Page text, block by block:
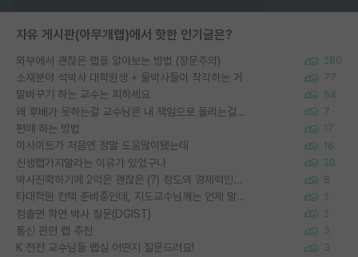
자유 게시판(아무개랩)에서 핫한 인기글은?
외부에서 괜찮은 랩을 알아보는 방법 (장문주의) 280
소재분야 석박사 대학원생 + 물박사들이 착각하는 거 77
말바꾸기 하는 교수는 피하세요 54
왜 후배가 못하는걸 교수님은 내 책임으로 돌리는걸까요? 7
편애 하는 방법 17
이사이트가 처음엔 정말 도움많이됐는데 16
신생랩가지말라는 이유가 있었구나 20
박사진학하기에 2억은 괜찮은 (?) 정도의 경제력인가요 8
타대학원 컨텍 준비중인데, 지도교수님께는 언제 말씀드려야 할까요? 2
정출연 학연 박사 질문(DGIST) 2
통신 관련 랩 추천 3
K 전전 교수님들 랩실 어떤지 질문드려요! 3